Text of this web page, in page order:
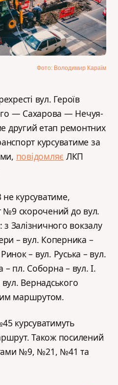
Фото: Володимир Караїм
вул. Героїв
— Сахарова — Нечуя-
другий етап ремонтних
курсуватиме за
повідомляє ЛКП
курсуватиме,
скорочений до вул.
Залізничного вокзалу
– вул. Коперника –
– вул. Руська – вул.
– пл. Соборна – вул. І.
Вернадського
маршрутом.
курсуватимуть
Також посилений
№9, №21, №41 та